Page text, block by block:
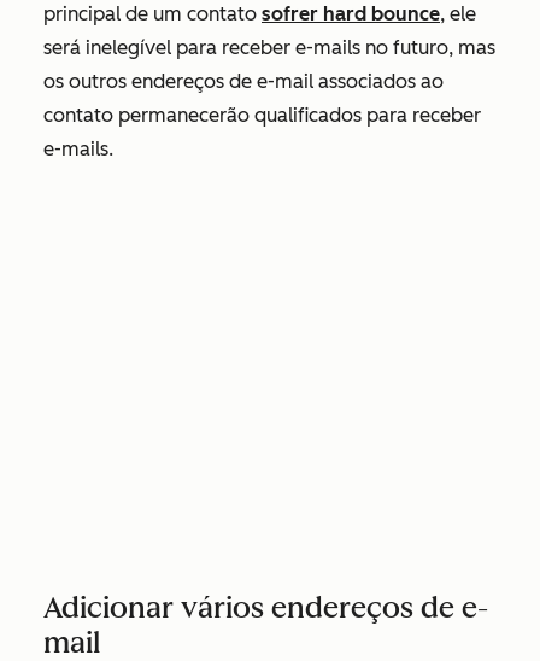
principal de um contato sofrer hard bounce, ele
será inelegível para receber e-mails no futuro, mas
os outros endereços de e-mail associados ao
contato permanecerão qualificados para receber
e-mails.
Adicionar vários endereços de e-
mail